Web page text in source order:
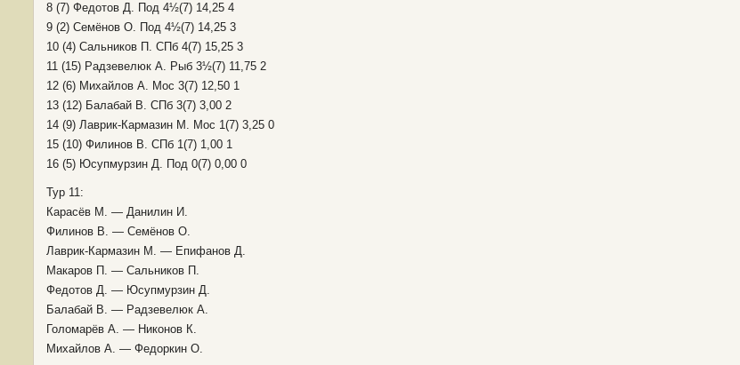
8 (7) Федотов Д. Под 4½(7) 14,25 4
9 (2) Семёнов О. Под 4½(7) 14,25 3
10 (4) Сальников П. СПб 4(7) 15,25 3
11 (15) Радзевелюк А. Рыб 3½(7) 11,75 2
12 (6) Михайлов А. Мос 3(7) 12,50 1
13 (12) Балабай В. СПб 3(7) 3,00 2
14 (9) Лаврик-Кармазин М. Мос 1(7) 3,25 0
15 (10) Филинов В. СПб 1(7) 1,00 1
16 (5) Юсупмурзин Д. Под 0(7) 0,00 0
Тур 11:
Карасёв М. — Данилин И.
Филинов В. — Семёнов О.
Лаврик-Кармазин М. — Епифанов Д.
Макаров П. — Сальников П.
Федотов Д. — Юсупмурзин Д.
Балабай В. — Радзевелюк А.
Голомарёв А. — Никонов К.
Михайлов А. — Федоркин О.